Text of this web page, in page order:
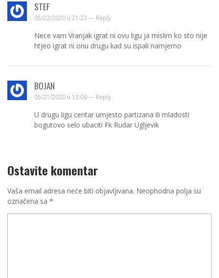
STEF
05/22/2020 u 21:23 — Reply
Nece vam Vranjak igrat ni ovu ligu ja mislim ko sto nije
htjeo igrat ni onu drugu kad su ispali namjerno
BOJAN
05/21/2020 u 13:09 — Reply
U drugu ligu centar umjesto partizana ili mladosti
bogutovo selo ubaciti Fk Rudar Ugljevik
Ostavite komentar
Vaša email adresa neće biti objavljivana. Neophodna polja su
označena sa *